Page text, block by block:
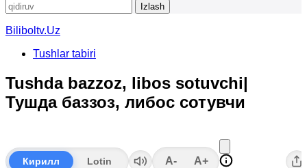
Qidirshish:
Biliboltv.Uz
Tushlar tabiri
Tushda bazzoz, libos sotuvchi|
Тушда баззоз, либос сотувчи
Кирилл Lotin A-
A+